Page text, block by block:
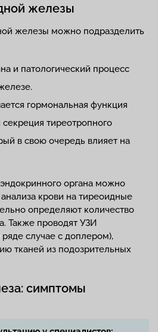
железы
железы можно подразделить
и патологический процесс
гормональная функция
тиреотропного
в свою очередь влияет на
органа можно
крови на тиреоидные
определяют количество
Также проводят УЗИ
случае с доплером),
тканей из подозрительных
симптомы